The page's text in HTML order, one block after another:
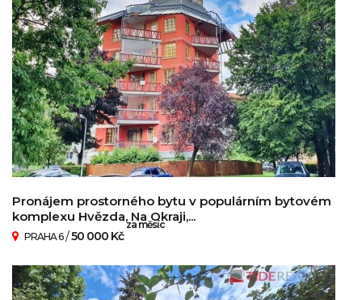
Pronájem prostorného bytu v populárním bytovém
komplexu Hvězda, Na Okraji,...
PRAHA 6/50 000 Kč
za měsíc